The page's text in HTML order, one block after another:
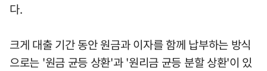
다.
크게 대출 기간 동안 원금과 이자를 함께 납부하는 방식
으로는 '원금 균등 상환'과 '원리금 균등 분할 상환'이 있